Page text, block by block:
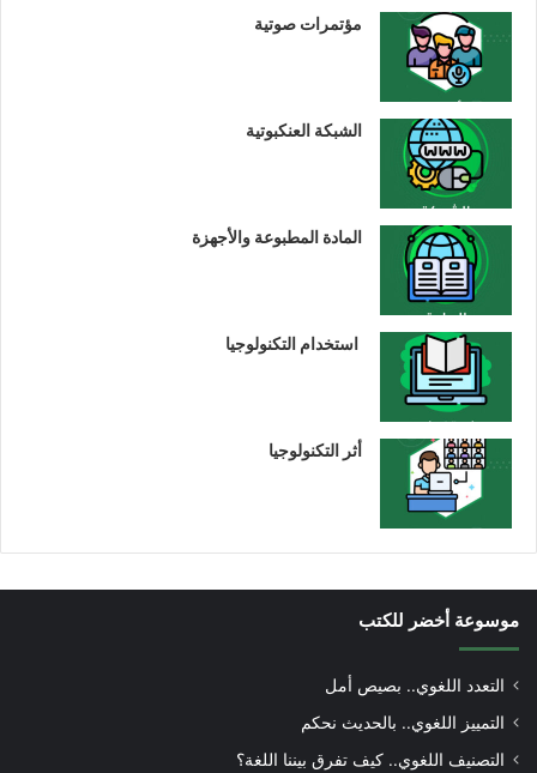
مؤتمرات صوتية
الشبكة العنكبوتية
المادة المطبوعة والأجهزة
استخدام التكنولوجيا
أثر التكنولوجيا
موسوعة أخضر للكتب
التعدد اللغوي.. بصيص أمل
التمييز اللغوي.. بالحديث نحكم
التصنيف اللغوي.. كيف تفرق بيننا اللغة؟